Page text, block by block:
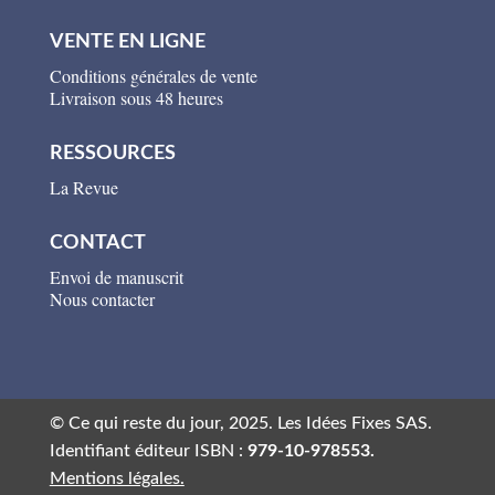
VENTE EN LIGNE
Conditions générales de vente
Livraison sous 48 heures
RESSOURCES
La Revue
CONTACT
Envoi de manuscrit
Nous contacter
© Ce qui reste du jour, 2025. Les Idées Fixes SAS.
Identifiant éditeur ISBN : 979-10-978553.
Mentions légales.